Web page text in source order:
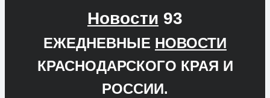
Новости 93
ЕЖЕДНЕВНЫЕ НОВОСТИ
КРАСНОДАРСКОГО КРАЯ И
РОССИИ.